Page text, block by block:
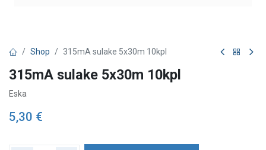
Shop 315mA sulake 5x30m 10kpl
315mA sulake 5x30m 10kpl
Eska
5,30 €